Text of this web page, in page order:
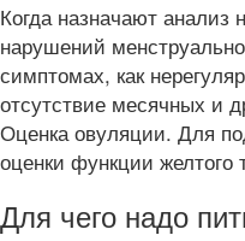
Когда назначают анализ
нарушений
симптомах, как
отсутствие месячных и
Оценка овуляции. Для
оценки функции желтого
Для чего надо